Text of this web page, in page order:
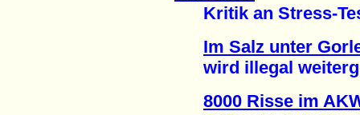
Kritik an Stress-
Im Salz unter
wird illegal
8000 Risse im